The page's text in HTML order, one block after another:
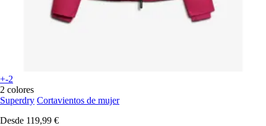
+-2
2 colores
Superdry Cortavientos de mujer
Desde 119,99 €